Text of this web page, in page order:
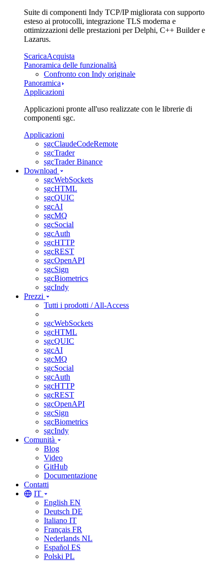
Suite di componenti Indy TCP/IP migliorata con supporto
esteso ai protocolli, integrazione TLS moderna e
ottimizzazioni delle prestazioni per Delphi, C++ Builder e
Lazarus.
ScaricaAcquista
Panoramica delle funzionalità
Confronto con Indy originale
Panoramica
Applicazioni
Applicazioni pronte all'uso realizzate con le librerie di
componenti sgc.
Applicazioni
sgcClaudeCodeRemote
sgcTrader
sgcTrader Binance
Download
sgcWebSockets
sgcHTML
sgcQUIC
sgcAI
sgcMQ
sgcSocial
sgcAuth
sgcHTTP
sgcREST
sgcOpenAPI
sgcSign
sgcBiometrics
sgcIndy
Prezzi
Tutti i prodotti / All-Access
sgcWebSockets
sgcHTML
sgcQUIC
sgcAI
sgcMQ
sgcSocial
sgcAuth
sgcHTTP
sgcREST
sgcOpenAPI
sgcSign
sgcBiometrics
sgcIndy
Comunità
Blog
Video
GitHub
Documentazione
Contatti
IT
English EN
Deutsch DE
Italiano IT
Français FR
Nederlands NL
Español ES
Polski PL